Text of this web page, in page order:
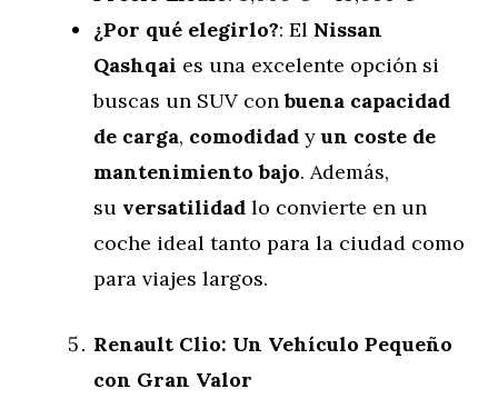
¿Por qué elegirlo?: El Nissan
Qashqai es una excelente opción si
buscas un SUV conbuena capacidad
de carga, comodidad yun coste de
mantenimiento bajo. Además,
su versatilidad lo convierte en un
coche ideal tanto para la ciudad como
para viajes largos.
Renault Clio: Un Vehículo Pequeño
con Gran Valor